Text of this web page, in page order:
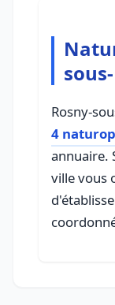
Rosny-
4
annuaire.
ville vous